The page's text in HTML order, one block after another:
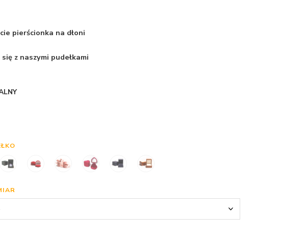
pierścionka na dłoni
z naszymi pudełkami